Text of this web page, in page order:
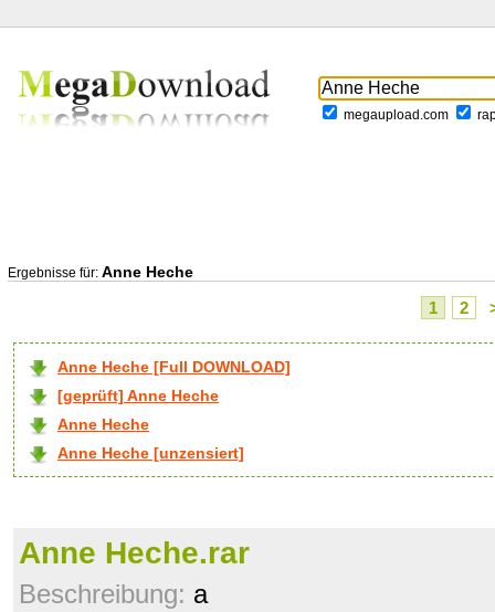
megaupload.com
Ergebnisse für: Anne Heche
1 2
Anne Heche [Full DOWNLOAD]
[geprüft] Anne Heche
Anne Heche
Anne Heche [unzensiert]
Anne Heche.rar
Beschreibung: a